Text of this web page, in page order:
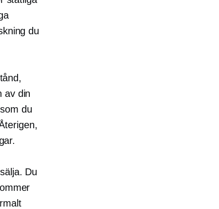
du
av din
du
Du